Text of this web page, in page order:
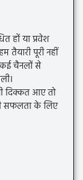
हों या प्रवेश
तैयारी पूरी नहीं
चैनलों से
दिक्कत आए तो
सफलता के लिए